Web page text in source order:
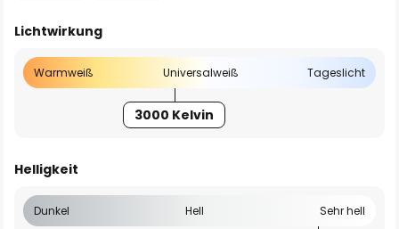
Lichtwirkung
Warmweiß Universalweiß Tageslicht
3000 Kelvin
Helligkeit
Dunkel Hell Sehr hell